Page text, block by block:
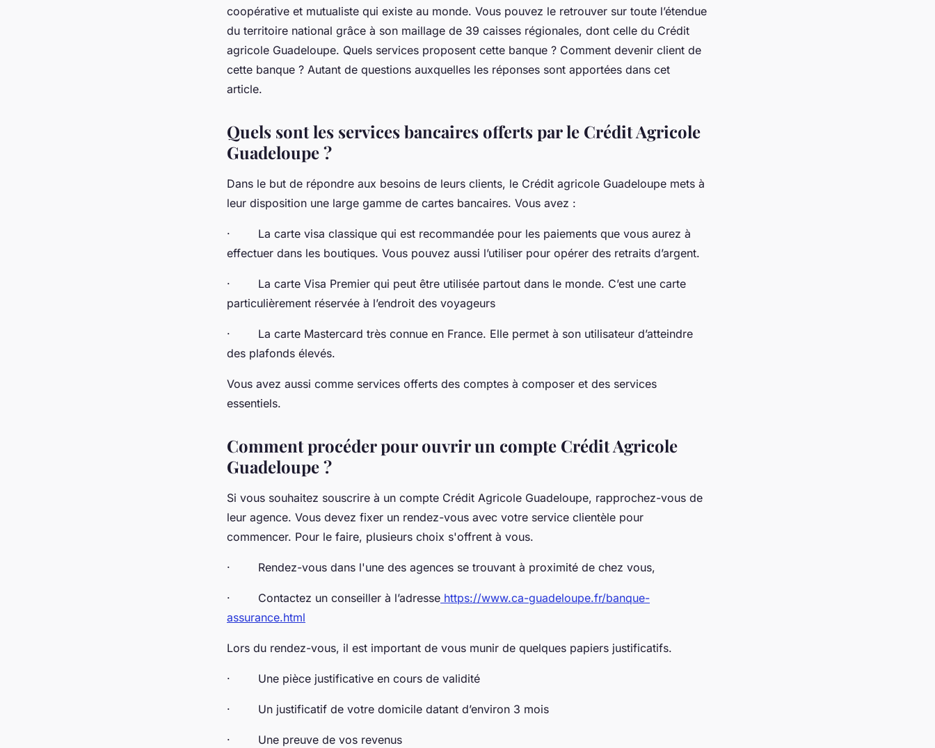
coopérative et mutualiste qui existe au monde. Vous pouvez le retrouver sur toute l’étendue
du territoire national grâce à son maillage de 39 caisses régionales, dont celle du Crédit
agricole Guadeloupe. Quels services proposent cette banque ? Comment devenir client de
cette banque ? Autant de questions auxquelles les réponses sont apportées dans cet
article.
Quels sont les services bancaires offerts par le Crédit Agricole
Guadeloupe ?
Dans le but de répondre aux besoins de leurs clients, le Crédit agricole Guadeloupe mets à
leur disposition une large gamme de cartes bancaires. Vous avez :
· La carte visa classique qui est recommandée pour les paiements que vous aurez à
effectuer dans les boutiques. Vous pouvez aussi l’utiliser pour opérer des retraits d’argent.
· La carte Visa Premier qui peut être utilisée partout dans le monde. C’est une carte
particulièrement réservée à l’endroit des voyageurs
· La carte Mastercard très connue en France. Elle permet à son utilisateur d’atteindre
des plafonds élevés.
Vous avez aussi comme services offerts des comptes à composer et des services
essentiels.
Comment procéder pour ouvrir un compte Crédit Agricole
Guadeloupe ?
Si vous souhaitez souscrire à un compte Crédit Agricole Guadeloupe, rapprochez-vous de
leur agence. Vous devez fixer un rendez-vous avec votre service clientèle pour
commencer. Pour le faire, plusieurs choix s'offrent à vous.
· Rendez-vous dans l'une des agences se trouvant à proximité de chez vous,
· Contactez un conseiller à l’adresse https://www.ca-guadeloupe.fr/banque-
assurance.html
Lors du rendez-vous, il est important de vous munir de quelques papiers justificatifs.
· Une pièce justificative en cours de validité
· Un justificatif de votre domicile datant d’environ 3 mois
· Une preuve de vos revenus